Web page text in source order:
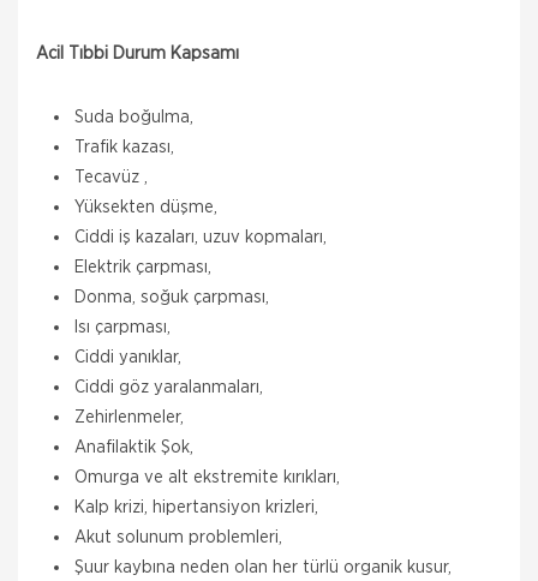
Acil Tıbbi Durum Kapsamı
Suda boğulma,
Trafik kazası,
Tecavüz ,
Yüksekten düşme,
Ciddi iş kazaları, uzuv kopmaları,
Elektrik çarpması,
Donma, soğuk çarpması,
Isı çarpması,
Ciddi yanıklar,
Ciddi göz yaralanmaları,
Zehirlenmeler,
Anafilaktik Şok,
Omurga ve alt ekstremite kırıkları,
Kalp krizi, hipertansiyon krizleri,
Akut solunum problemleri,
Şuur kaybına neden olan her türlü organik kusur,